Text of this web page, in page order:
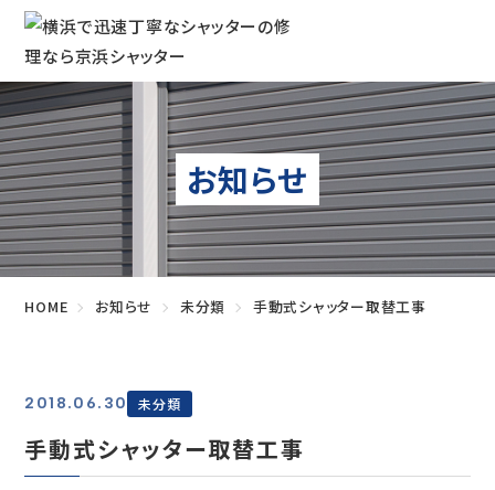
お知らせ
HOME お知らせ 未分類 手動式シャッター取替工事
2018.06.30 未分類
手動式シャッター取替工事